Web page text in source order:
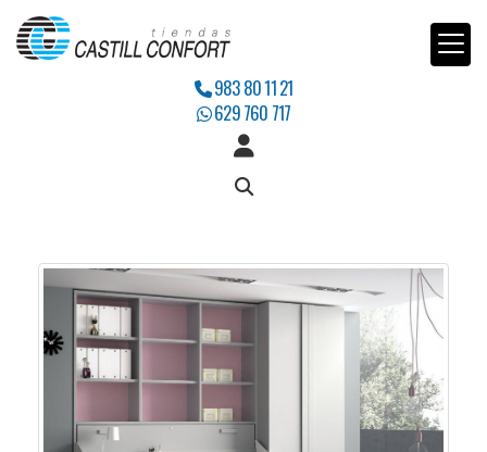
983 80 11 21
629 760 717